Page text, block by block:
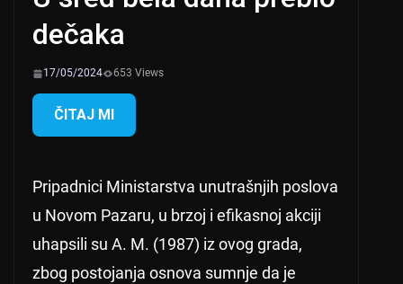
dečaka
17/05/2024 653 Views
ČITAJ MI
Pripadnici Ministarstva unutrašnjih poslova
u Novom Pazaru, u brzoj i efikasnoj akciji
uhapsili su A. M. (1987) iz ovog grada,
zbog postojanja osnova sumnje da je